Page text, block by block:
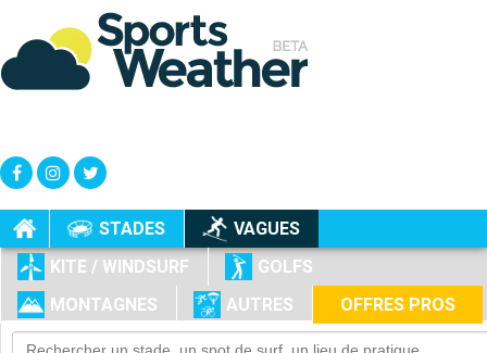
STADES
VAGUES
KITE / WINDSURF
GOLFS
MONTAGNES
AUTRES OFFRES PROS
+
-